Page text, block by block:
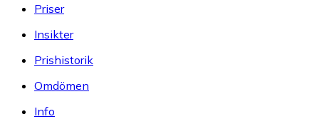
Priser
Insikter
Prishistorik
Omdömen
Info